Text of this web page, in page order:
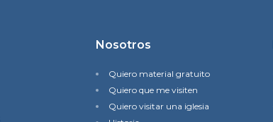
Nosotros
Quiero material gratuito
Quiero que me visiten
Quiero visitar una iglesia